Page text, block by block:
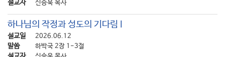
설교자 신승욱 목사
하나님의 작정과 성도의 기다림 I
설교일 2026.06.12
말씀 하박국 2장 1-3절